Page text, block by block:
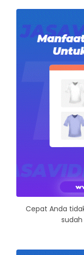
Cepat Anda